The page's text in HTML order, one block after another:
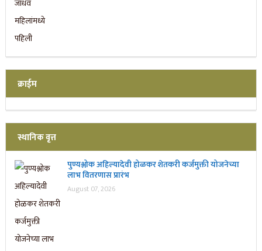
क्राईम
स्थानिक वृत्त
पुण्यश्लोक अहिल्यादेवी होळकर शेतकरी कर्जमुक्ती योजनेच्या
लाभ वितरणास प्रारंभ
August 07, 2026